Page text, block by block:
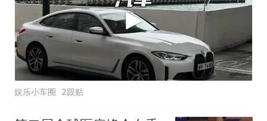
娱乐小车圈 2跟贴